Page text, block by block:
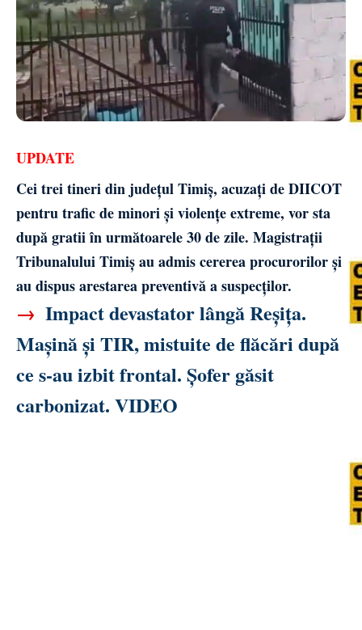
UPDATE
Cei trei tineri din județul Timiș, acuzați de DIICOT
pentru trafic de minori și violențe extreme, vor sta
după gratii în următoarele 30 de zile. Magistrații
Tribunalului Timiș au admis cererea procurorilor și
au dispus arestarea preventivă a suspecților.
→ Impact devastator lângă Reșița.
Mașină și TIR, mistuite de flăcări după
ce s-au izbit frontal. Șofer găsit
carbonizat. VIDEO